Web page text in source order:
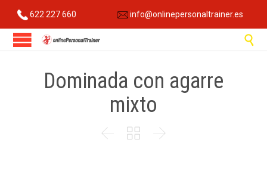
622 227 660 info@onlinepersonaltrainer.es

Dominada con agarre
mixto
  